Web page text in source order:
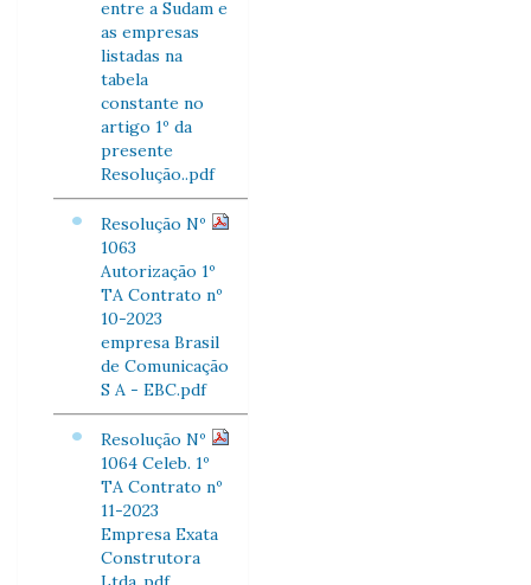
entre a Sudam e
as empresas
listadas na
tabela
constante no
artigo 1º da
presente
Resolução..pdf
Resolução Nº
1063
Autorização 1º
TA Contrato nº
10-2023
empresa Brasil
de Comunicação
S A - EBC.pdf
Resolução Nº
1064 Celeb. 1º
TA Contrato nº
11-2023
Empresa Exata
Construtora